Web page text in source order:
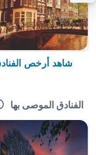
شاهد أرخص
الفنادق الموصى بها